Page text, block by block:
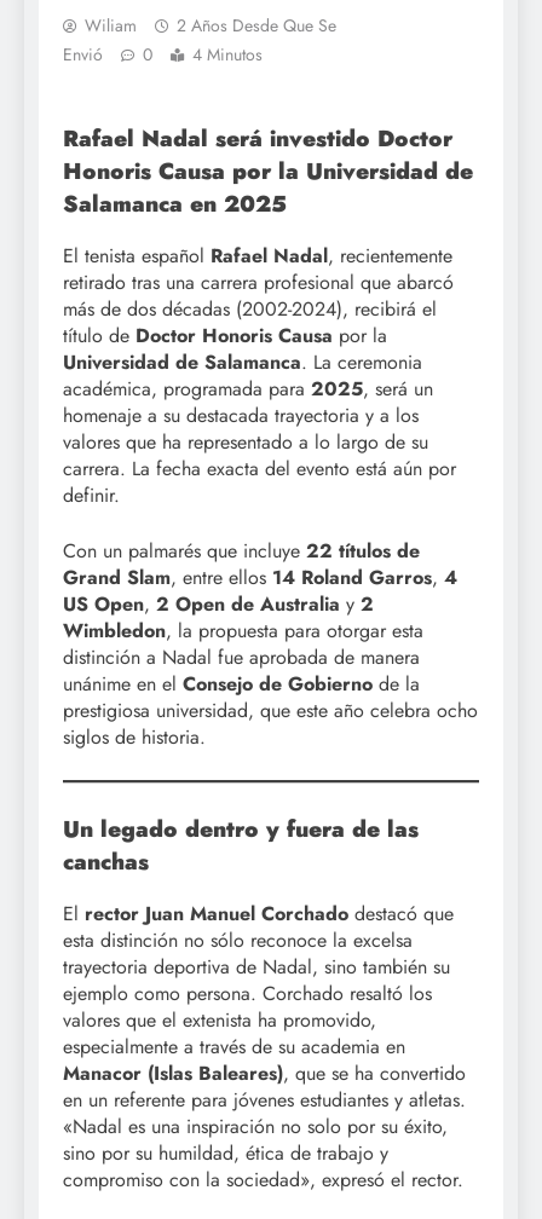
Wiliam
2 Años Desde Que Se
Envió
0 4 Minutos
Rafael Nadal será investido Doctor
Honoris Causa por la Universidad de
Salamanca en 2025
El tenista español Rafael Nadal, recientemente
retirado tras una carrera profesional que abarcó
más de dos décadas (2002-2024), recibirá el
título de Doctor Honoris Causa por la
Universidad de Salamanca. La ceremonia
académica, programada para 2025, será un
homenaje a su destacada trayectoria y a los
valores que ha representado a lo largo de su
carrera. La fecha exacta del evento está aún por
definir.
Con un palmarés que incluye 22 títulos de
Grand Slam, entre ellos 14 Roland Garros, 4
US Open, 2 Open de Australia y 2
Wimbledon, la propuesta para otorgar esta
distinción a Nadal fue aprobada de manera
unánime en el Consejo de Gobierno de la
prestigiosa universidad, que este año celebra ocho
siglos de historia.
Un legado dentro y fuera de las
canchas
El rector Juan Manuel Corchado destacó que
esta distinción no sólo reconoce la excelsa
trayectoria deportiva de Nadal, sino también su
ejemplo como persona. Corchado resaltó los
valores que el extenista ha promovido,
especialmente a través de su academia en
Manacor (Islas Baleares), que se ha convertido
en un referente para jóvenes estudiantes y atletas.
«Nadal es una inspiración no solo por su éxito,
sino por su humildad, ética de trabajo y
compromiso con la sociedad», expresó el rector.